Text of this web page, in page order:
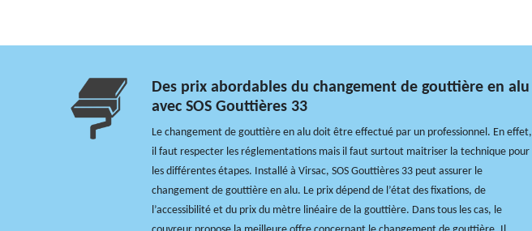
Des prix abordables du changement de gouttière en alu
avec SOS Gouttières 33
Le changement de gouttière en alu doit être effectué par un professionnel. En effet,
il faut respecter les réglementations mais il faut surtout maitriser la technique pour
les différentes étapes. Installé à Virsac, SOS Gouttières 33 peut assurer le
changement de gouttière en alu. Le prix dépend de l’état des fixations, de
l’accessibilité et du prix du mètre linéaire de la gouttière. Dans tous les cas, le